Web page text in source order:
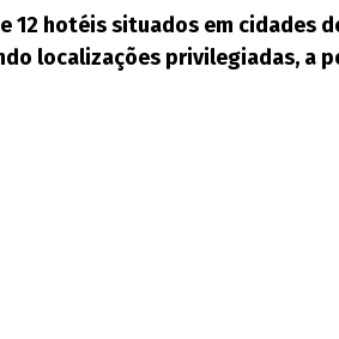
12 hotéis situados em cidades
localizações privilegiadas, a